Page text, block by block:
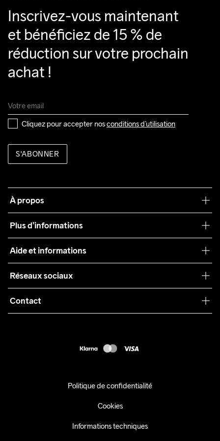
Inscrivez-vous maintenant
et bénéficiez de 15 % de
réduction sur votre prochain
achat !
Cliquez pour accepter nos conditions d’utilisation
S'ABONNER
À propos
Plus d’informations
Teamwear
Durabilité
Collaborations
Aide et informations
Conditions générales
Retours
Réseaux sociaux
Contact
Politique de confidentialité
Cookies
Informations techniques